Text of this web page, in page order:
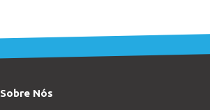
Sobre Nós